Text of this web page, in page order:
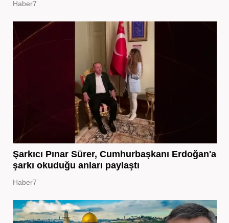
Haber7
Şarkıcı Pınar Sürer, Cumhurbaşkanı Erdoğan'a
şarkı okuduğu anları paylaştı
Haber7